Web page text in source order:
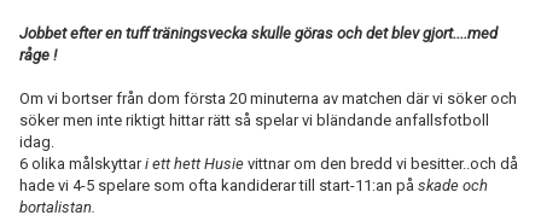
Jobbet efter en tuff träningsvecka skulle göras och det blev gjort....med
råge !
Om vi bortser från dom första 20 minuterna av matchen där vi söker och
söker men inte riktigt hittar rätt så spelar vi bländande anfallsfotboll
idag.
6 olika målskyttari ett hett Husie vittnar om den bredd vi besitter..och då
hade vi 4-5 spelare som ofta kandiderar till start-11:an på skade och
bortalistan.